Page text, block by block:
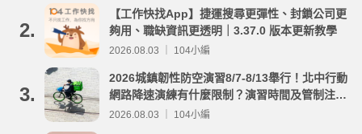
2.
【工作快找App】捷運搜尋更彈性、封鎖公司更
夠用、職缺資訊更透明｜3.37.0 版本更新教學
2026.08.03 ｜ 104小編
3.
2026城鎮韌性防空演習8/7-8/13舉行！北中行動
網路降速演練有什麼限制？演習時間及管制注意
事項整理
2026.08.03 ｜ 104小編